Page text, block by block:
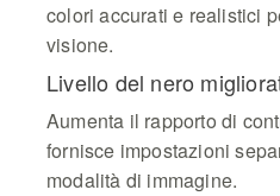
colori accurati e realistici
visione.
Livello del nero
Aumenta il rapporto di
fornisce impostazioni
modalità di immagine.